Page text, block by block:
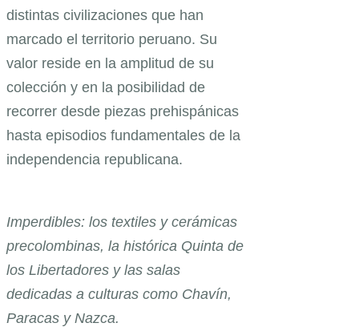
distintas civilizaciones que han
marcado el territorio peruano. Su
valor reside en la amplitud de su
colección y en la posibilidad de
recorrer desde piezas prehispánicas
hasta episodios fundamentales de la
independencia republicana.
Imperdibles: los textiles y cerámicas
precolombinas, la histórica Quinta de
los Libertadores y las salas
dedicadas a culturas como Chavín,
Paracas y Nazca.